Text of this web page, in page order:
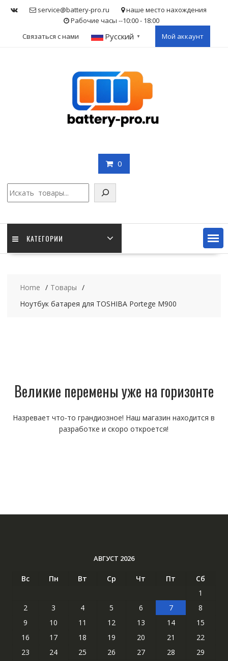
service@battery-pro.ru
наше место нахождения
Рабочие часы --10:00 - 18:00
Связаться с нами
Русский ▼ Мой аккаунт
0
КАТЕГОРИИ
Home
Товары
Ноутбук батарея для TOSHIBA Portege M900
Великие перемены уже на горизонте
Назревает что-то грандиозное! Наш магазин находится в
разработке и скоро откроется!
АВГУСТ 2026
Вс Пн Вт Ср Чт Пт
Сб
1
2
3 4 5 6 7
8
9
10 11 12 13 14
15
16
17 18 19 20 21
22
23
24 25 26 27 28
29